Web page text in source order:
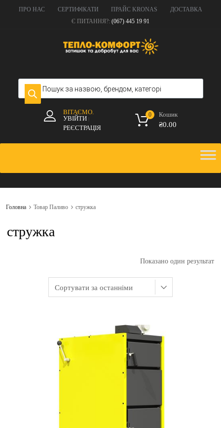
ПРО НАС СЕРТИФІКАТИ ПРАЙС KRONAS
ДОСТАВКА
Є ПИТАННЯ?: (067) 445 19 91
ВІТАЄМО.
УВІЙТИ
РЕЄСТРАЦІЯ
Кошик
₴0.00
0
Головна Товар Паливо стружка
стружка
Показано один результат